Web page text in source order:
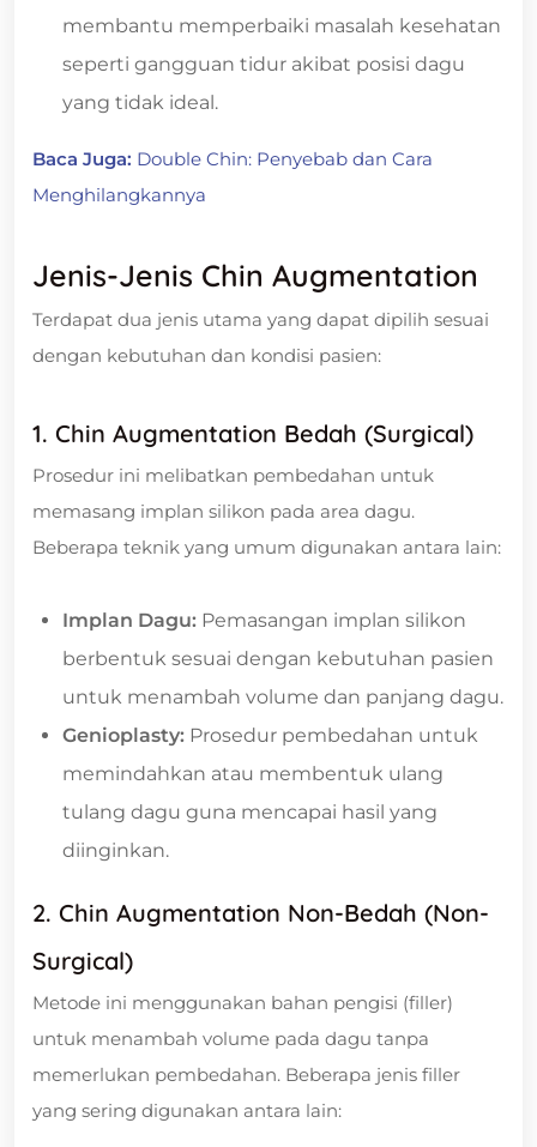
membantu memperbaiki masalah kesehatan
seperti gangguan tidur akibat posisi dagu
yang tidak ideal.
Baca Juga: Double Chin: Penyebab dan Cara
Menghilangkannya
Jenis-Jenis Chin Augmentation
Terdapat dua jenis utama yang dapat dipilih sesuai
dengan kebutuhan dan kondisi pasien:
1. Chin Augmentation Bedah (Surgical)
Prosedur ini melibatkan pembedahan untuk
memasang implan silikon pada area dagu.
Beberapa teknik yang umum digunakan antara lain:
Implan Dagu: Pemasangan implan silikon
berbentuk sesuai dengan kebutuhan pasien
untuk menambah volume dan panjang dagu.
Genioplasty: Prosedur pembedahan untuk
memindahkan atau membentuk ulang
tulang dagu guna mencapai hasil yang
diinginkan.
2. Chin Augmentation Non-Bedah (Non-
Surgical)
Metode ini menggunakan bahan pengisi (filler)
untuk menambah volume pada dagu tanpa
memerlukan pembedahan. Beberapa jenis filler
yang sering digunakan antara lain: